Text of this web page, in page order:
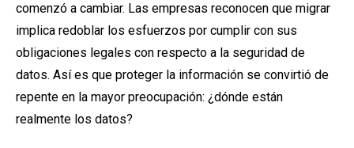
comenzó a cambiar. Las empresas reconocen que migrar
implica redoblar los esfuerzos por cumplir con sus
obligaciones legales con respecto a la seguridad de
datos. Así es que proteger la información se convirtió de
repente en la mayor preocupación: ¿dónde están
realmente los datos?